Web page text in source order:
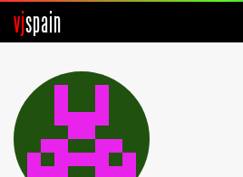
vjspain
Foros
Noticias